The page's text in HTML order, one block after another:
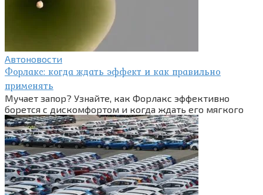
Автоновости
Форлакс: когда ждать эффект и как правильно
применять
Мучает запор? Узнайте, как Форлакс эффективно
борется с дискомфортом и когда ждать его мягкого